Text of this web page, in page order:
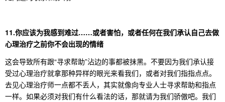
11.你应该为我感到难过……或者害怕，或者任何在我们承认自己去做
心理治疗之前你不会出现的情绪
这会导致所有跟“寻求帮助”沾边的事都被抹黑。不要因为我们承认接
受过心理治疗就拿那种异样的眼光来看我们，或者对我们指指点点。
去见心理治疗师一点都不丢人，其实就像向专业人士寻求帮助和指点
一样。如果必须对我们有什么看法的话，那就请为我们骄傲吧。我们